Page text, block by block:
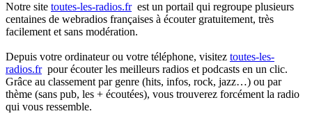
Notre site toutes-les-radios.frest un portail qui regroupe plusieurs
centaines de webradios françaises à écouter gratuitement, très
facilement et sans modération.
Depuis votre ordinateur ou votre téléphone, visitez toutes-les-
radios.frpour écouter les meilleurs radios et podcasts en un clic.
Grâce au classement par genre (hits, infos, rock, jazz…) ou par
thème (sans pub, les + écoutées), vous trouverez forcément la radio
qui vous ressemble.